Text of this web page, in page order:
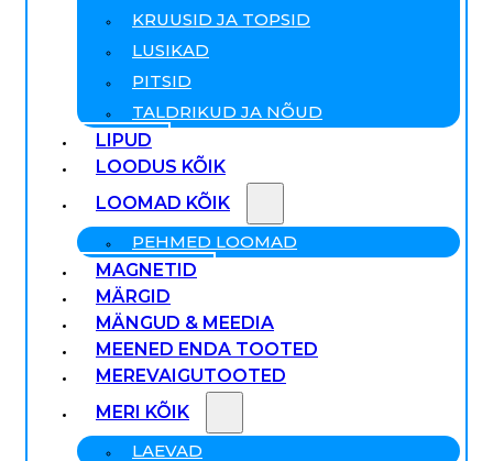
KRUUSID JA TOPSID
LUSIKAD
PITSID
TALDRIKUD JA NÕUD
LIPUD
LOODUS KÕIK
LOOMAD KÕIK
PEHMED LOOMAD
MAGNETID
MÄRGID
MÄNGUD & MEEDIA
MEENED ENDA TOOTED
MEREVAIGUTOOTED
MERI KÕIK
LAEVAD